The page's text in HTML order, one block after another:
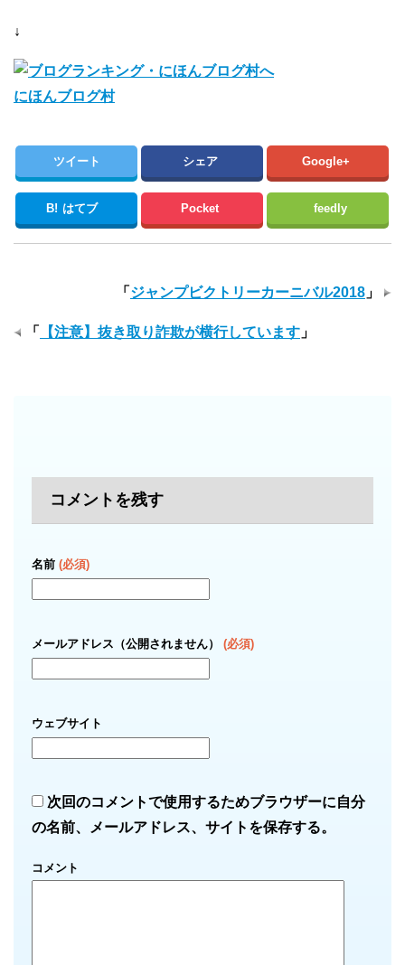
↓
にほんブログ村
ツイート シェア Google+
B! はてブ Pocket feedly
「 ジャンプビクトリーカーニバル2018 」
「 【注意】抜き取り詐欺が横行しています 」
コメントを残す
名前 (必須)
メールアドレス（公開されません） (必須)
ウェブサイト
次回のコメントで使用するためブラウザーに自分
の名前、メールアドレス、サイトを保存する。
コメント